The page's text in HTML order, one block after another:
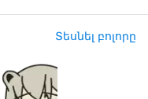
Տեսնել բոլորը